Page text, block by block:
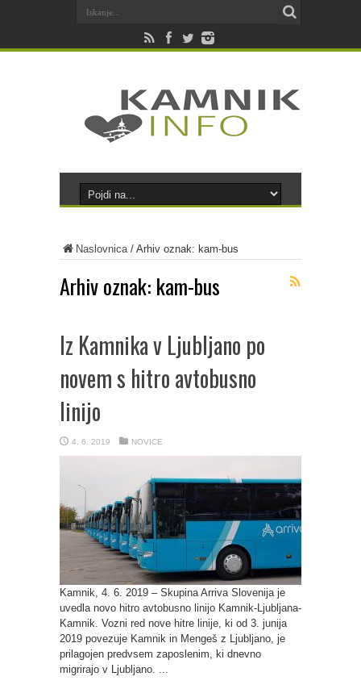
Naslovnica/ Arhiv oznak: kam-bus
Arhiv oznak: kam-bus
Iz Kamnika v Ljubljano po
novem s hitro avtobusno
linijo
4. 6. 2019 NOVICE
Kamnik, 4. 6. 2019 – Skupina Arriva Slovenija je
uvedla novo hitro avtobusno linijo Kamnik-Ljubljana-
Kamnik. Vozni red nove hitre linije, ki od 3. junija
2019 povezuje Kamnik in Mengeš z Ljubljano, je
prilagojen predvsem zaposlenim, ki dnevno
migrirajo v Ljubljano. ...